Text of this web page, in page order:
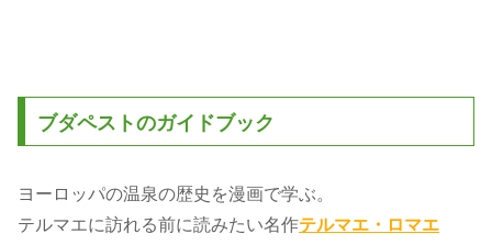
ブダペストのガイドブック
ヨーロッパの温泉の歴史を漫画で学ぶ。
テルマエに訪れる前に読みたい名作テルマエ・ロマエ